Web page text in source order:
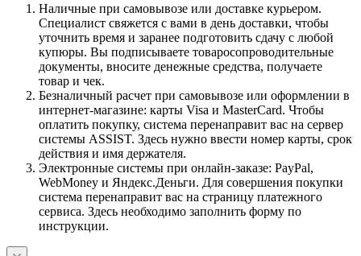
Наличные при самовывозе или доставке курьером.
Специалист свяжется с вами в день доставки, чтобы
уточнить время и заранее подготовить сдачу с любой
купюры. Вы подписываете товаросопроводительные
документы, вносите денежные средства, получаете
товар и чек.
Безналичный расчет при самовывозе или оформлении в
интернет-магазине: карты Visa и MasterCard. Чтобы
оплатить покупку, система перенаправит вас на сервер
системы ASSIST. Здесь нужно ввести номер карты, срок
действия и имя держателя.
Электронные системы при онлайн-заказе: PayPal,
WebMoney и Яндекс.Деньги. Для совершения покупки
система перенаправит вас на страницу платежного
сервиса. Здесь необходимо заполнить форму по
инструкции.